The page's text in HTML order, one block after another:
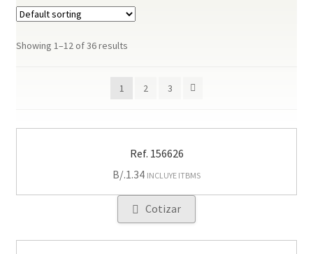
Showing 1–12 of 36 results
1 2 3
Ref. 156626
B/.1.34 INCLUYE ITBMS
Cotizar